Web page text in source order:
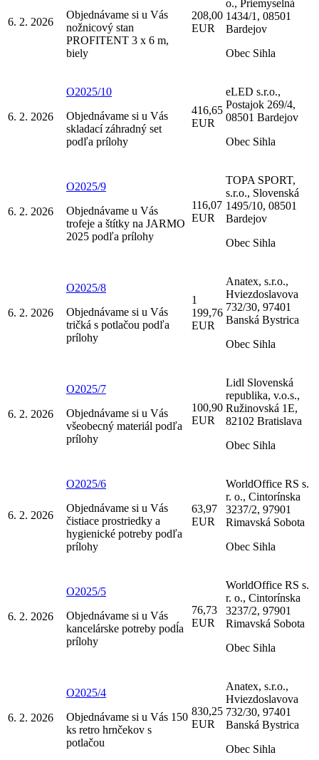
6. 2. 2026
Objednávame si u Vás
nožnicový stan
PROFITENT 3 x 6 m,
biely
208,00
EUR
o., Priemyselná
1434/1, 08501
Bardejov
Obec Sihla
6. 2. 2026
O2025/10
Objednávame si u Vás
skladací záhradný set
podľa prílohy
416,65
EUR
eLED s.r.o.,
Postajok 269/4,
08501 Bardejov
Obec Sihla
6. 2. 2026
O2025/9
Objednávame u Vás
trofeje a štítky na JARMO
2025 podľa prílohy
116,07
EUR
TOPA SPORT,
s.r.o., Slovenská
1495/10, 08501
Bardejov
Obec Sihla
6. 2. 2026
O2025/8
Objednávame si u Vás
tričká s potlačou podľa
prílohy
1
199,76
EUR
Anatex, s.r.o.,
Hviezdoslavova
732/30, 97401
Banská Bystrica
Obec Sihla
6. 2. 2026
O2025/7
Objednávame si u Vás
všeobecný materiál podľa
prílohy
100,90
EUR
Lidl Slovenská
republika, v.o.s.,
Ružinovská 1E,
82102 Bratislava
Obec Sihla
6. 2. 2026
O2025/6
Objednávame si u Vás
čistiace prostriedky a
hygienické potreby podľa
prílohy
63,97
EUR
WorldOffice RS s.
r. o., Cintorínska
3237/2, 97901
Rimavská Sobota
Obec Sihla
6. 2. 2026
O2025/5
Objednávame si u Vás
kancelárske potreby podĺa
prílohy
76,73
EUR
WorldOffice RS s.
r. o., Cintorínska
3237/2, 97901
Rimavská Sobota
Obec Sihla
6. 2. 2026
O2025/4
Objednávame si u Vás 150
ks retro hrnčekov s
potlačou
830,25
EUR
Anatex, s.r.o.,
Hviezdoslavova
732/30, 97401
Banská Bystrica
Obec Sihla